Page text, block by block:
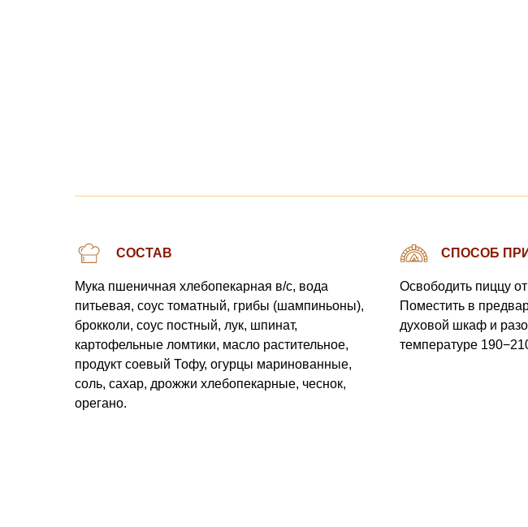
СОСТАВ
Мука пшеничная хлебопекарная в/с, вода
питьевая, соус томатный, грибы (шампиньоны),
брокколи, соус постный, лук, шпинат,
картофельные ломтики, масло растительное,
продукт соевый Тофу, огурцы маринованные,
соль, сахар, дрожжи хлебопекарные, чеснок,
орегано.
СПОСОБ
Освободить пиццу
Поместить в
духовой шкаф и
температуре